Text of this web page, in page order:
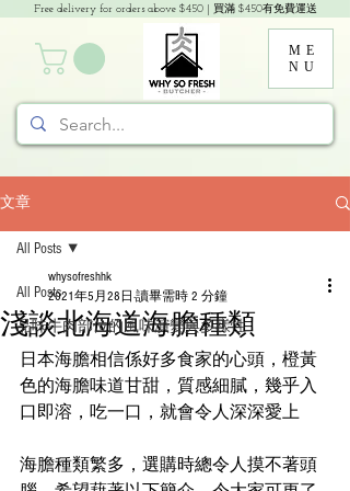
Free delivery for orders above $450 | 買滿 $450有免費運送
ME
NU
文章
All Posts
品味牛肉部位的風味演變與多樣性
All Posts
淺談北海道海膽種類
whysofreshhk
2021年5月28日 讀畢需時 2 分鐘
日本海膽相信係好多食家的心頭，橙黃
色的海膽味道甘甜，質感細膩，幾乎入
口即溶，吃一口，就會令人深深愛上
海膽種類繁多，選購時總令人摸不著頭